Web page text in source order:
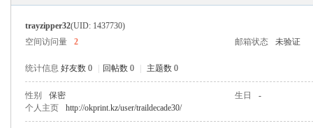
trayzipper32(UID: 1437730)
空间访问量
2 邮箱状态 未验证
统计信息 好友数 0 回帖数 0 主题数 0
性别 保密 生日
-
个人主页
http://okprint.kz/user/traildecade30/